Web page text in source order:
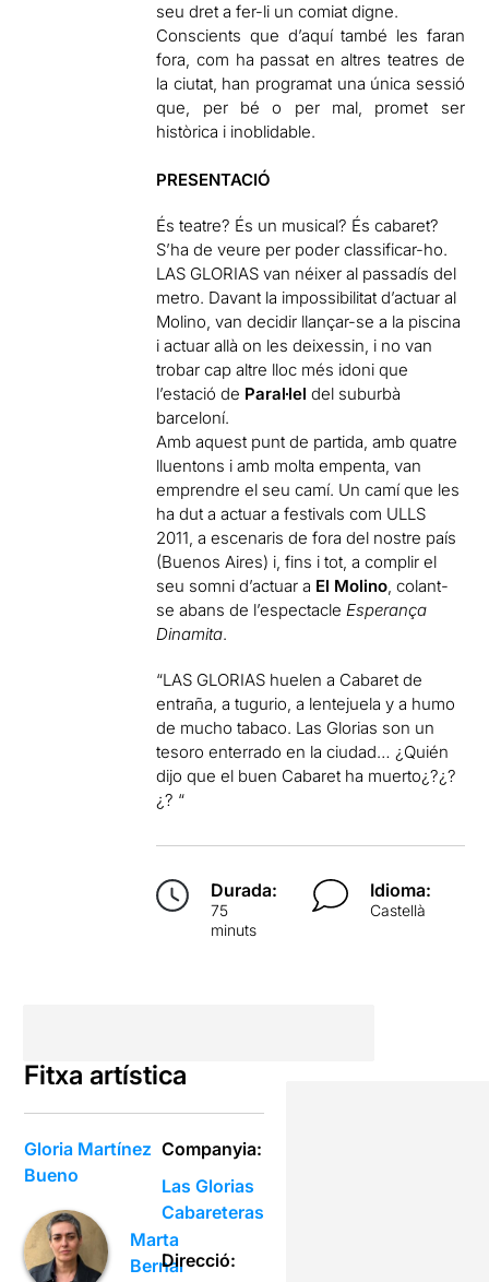
seu dret a fer-li un comiat digne.
Conscients que d’aquí també les faran
fora, com ha passat en altres teatres de
la ciutat, han programat una única sessió
que, per bé o per mal, promet ser
històrica i inoblidable.
PRESENTACIÓ
És teatre? És un musical? És cabaret?
S’ha de veure per poder classificar-ho.
LAS GLORIAS van néixer al passadís del
metro. Davant la impossibilitat d’actuar al
Molino, van decidir llançar-se a la piscina
i actuar allà on les deixessin, i no van
trobar cap altre lloc més idoni que
l’estació de Paral·lel del suburbà
barceloní.
Amb aquest punt de partida, amb quatre
lluentons i amb molta empenta, van
emprendre el seu camí. Un camí que les
ha dut a actuar a festivals com ULLS
2011, a escenaris de fora del nostre país
(Buenos Aires) i, fins i tot, a complir el
seu somni d’actuar a El Molino, colant-
se abans de l’espectacleEsperança
Dinamita.
“LAS GLORIAS huelen a Cabaret de
entraña, a tugurio, a lentejuela y a humo
de mucho tabaco. Las Glorias son un
tesoro enterrado en la ciudad… ¿Quién
dijo que el buen Cabaret ha muerto¿?¿?
¿? “
Durada:
75
minuts
Idioma:
Castellà
Fitxa artística
Gloria Martínez
Bueno
Marta
Bernal
Companyia:
Las Glorias
Cabareteras
Direcció: